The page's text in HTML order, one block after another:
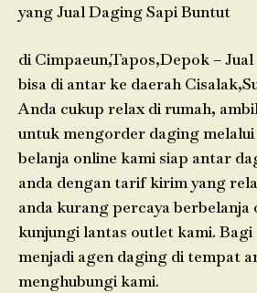
yang Jual Daging Sapi Buntut
di Cimpaeun,Tapos,Depok –
bisa di antar ke daerah
Anda cukup relax di rumah,
untuk mengorder daging
belanja online kami siap antar
anda dengan tarif kirim yang
anda kurang percaya berbelanja
kunjungi lantas outlet kami. Bagi
menjadi agen daging di tempat
menghubungi kami.